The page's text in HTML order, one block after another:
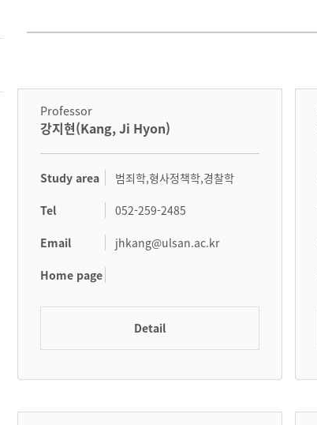
Professor
강지현(Kang, Ji Hyon)
Study area 범죄학,형사정책학,경찰학
Tel 052-259-2485
Email jhkang@ulsan.ac.kr
Home page
Detail